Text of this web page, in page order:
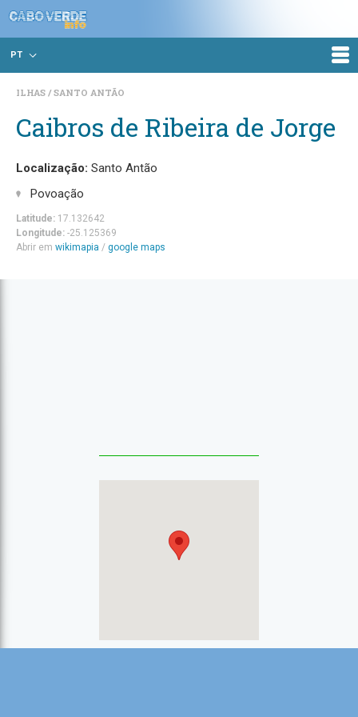
PT
ILHAS SANTO ANTÃO
Caibros de Ribeira de Jorge
Localização: Santo Antão
Povoação
Latitude: 17.132642
Longitude: -25.125369
Abrir em wikimapia / google maps